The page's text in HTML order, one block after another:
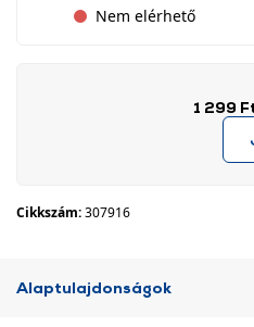
Nem elérhető
1 299
Cikkszám:307916
Alaptulajdonságok